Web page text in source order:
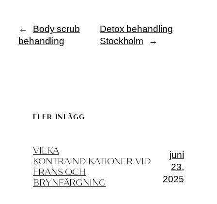
←
Body scrub
behandling
Detox behandling
Stockholm
→
FLER INLÄGG
VILKA
KONTRAINDIKATIONER VID
FRANS OCH
BRYNFÄRGNING
juni
23,
2025